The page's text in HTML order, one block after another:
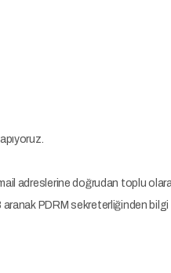
adreslerine doğrudan toplu
PDRM sekreterliğinden bilgi